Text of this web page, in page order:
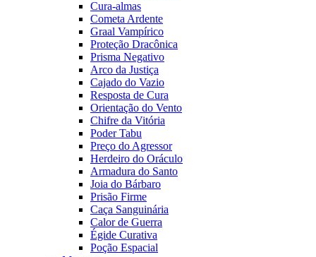
Cura-almas
Cometa Ardente
Graal Vampírico
Proteção Dracônica
Prisma Negativo
Arco da Justiça
Cajado do Vazio
Resposta de Cura
Orientação do Vento
Chifre da Vitória
Poder Tabu
Preço do Agressor
Herdeiro do Oráculo
Armadura do Santo
Joia do Bárbaro
Prisão Firme
Caça Sanguinária
Calor de Guerra
Égide Curativa
Poção Espacial